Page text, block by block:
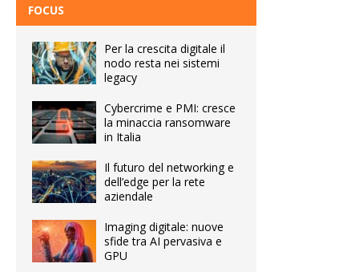
FOCUS
Per la crescita digitale il
nodo resta nei sistemi
legacy
Cybercrime e PMI: cresce
la minaccia ransomware
in Italia
Il futuro del networking e
dell’edge per la rete
aziendale
Imaging digitale: nuove
sfide tra AI pervasiva e
GPU